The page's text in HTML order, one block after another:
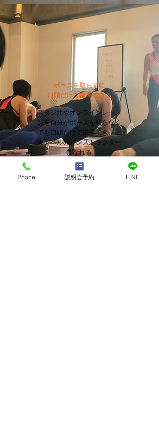
ポーズを取らずに
口頭だけで指導できる
スタジオやオンラインレッス
ンを自分がポーズを取らなく
ても口頭だけで指導でき、上
級レベルのインストラクター
になれる
Phone 説明会予約 LINE